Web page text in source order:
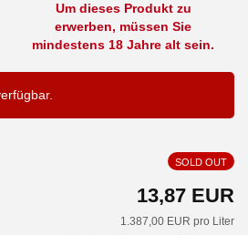
Um dieses Produkt zu
erwerben, müssen Sie
mindestens 18 Jahre alt sein.
SOLD OUT
13,87 EUR
1.387,00 EUR pro Liter